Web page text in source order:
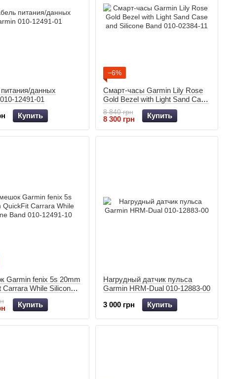
данных
12491-01
Купить
−6%
Смарт-часы Garmin Lily Rose
Gold Bezel with Light Sand Case
and Silicone Band 010-02384-11
8 840 грн
8 300 грн Купить
Garmin fenix 5s 20mm
Carrara While Silicone
12491-10
Купить
Нагрудный датчик пульса
Garmin HRM-Dual 010-12883-00
3 000 грн
Купить